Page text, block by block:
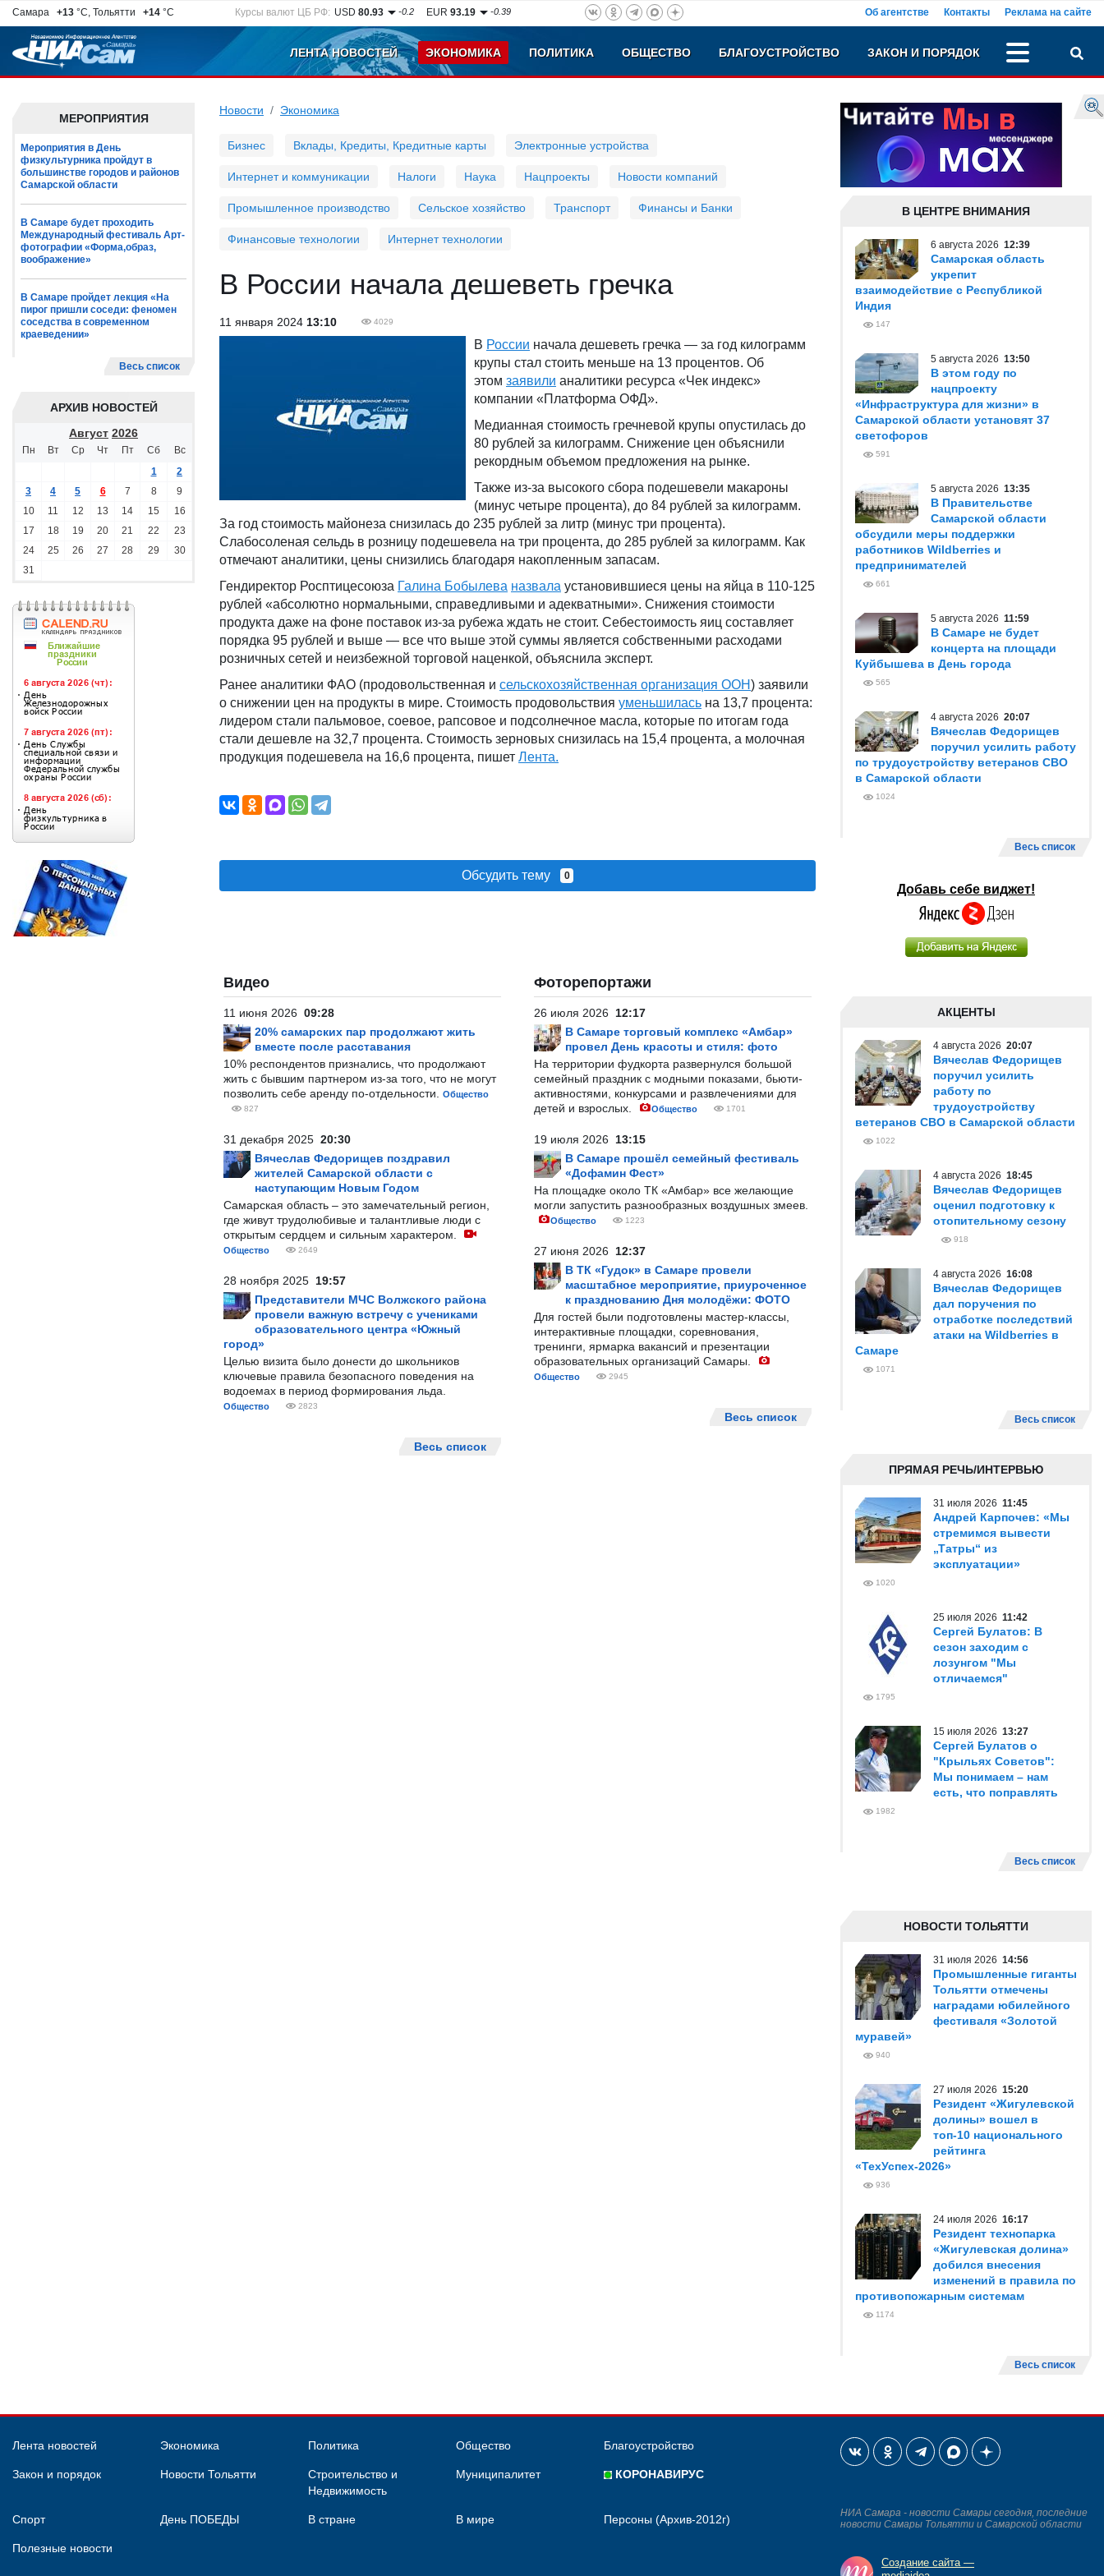
Самара +13 °C, Тольятти +14 °C Курсы валют ЦБ РФ: USD80.93 -0.2 EUR93.19 -0.39 Об агентстве Контакты Реклама на сайте
ЛЕНТА НОВОСТЕЙ ЭКОНОМИКА ПОЛИТИКА ОБЩЕСТВО БЛАГОУСТРОЙСТВО ЗАКОН И ПОРЯДОК
МЕРОПРИЯТИЯ
Мероприятия в День
физкультурника пройдут в
большинстве городов и районов
Самарской области
В Самаре будет проходить
Международный фестиваль Арт-
фотографии «Форма,образ,
воображение»
В Самаре пройдет лекция «На
пирог пришли соседи: феномен
соседства в современном
краеведении»
Весь список
АРХИВ НОВОСТЕЙ
Август 2026
Пн Вт Ср Чт Пт Сб
Вс
1
2
3
4 5 6 7 8
9
10
11 12 13 14 15
16
17
18 19 20 21 22
23
24
25 26 27 28 29
30
31
Новости Экономика
Бизнес Вклады, Кредиты, Кредитные карты Электронные устройства
Интернет и коммуникации Налоги Наука Нацпроекты Новости компаний
Промышленное производство Сельское хозяйство Транспорт Финансы и Банки
Финансовые технологии Интернет технологии
В России начала дешеветь гречка
11 января 2024 13:10 4029
В России начала дешеветь гречка — за год килограмм
крупы стал стоить меньше на 13 процентов. Об
этом заявили аналитики ресурса «Чек индекс»
компании «Платформа ОФД».
Медианная стоимость гречневой крупы опустилась до
80 рублей за килограмм. Снижение цен объяснили
рекордным объемом предложения на рынке.
Также из-за высокого сбора подешевели макароны
(минус четыре процента), до 84 рублей за килограмм.
За год стоимость майонеза снизилась до 235 рублей за литр (минус три процента).
Слабосоленая сельдь в розницу подешевела на три процента, до 285 рублей за килограмм. Как
отмечают аналитики, цены снизились благодаря накопленным запасам.
Гендиректор Росптицесоюза Галина Бобылева назвала установившиеся цены на яйца в 110-125
рублей «абсолютно нормальными, справедливыми и адекватными». Снижения стоимости
продукта даже на фоне поставок из-за рубежа ждать не стоит. Себестоимость яиц составляет
порядка 95 рублей и выше — все что выше этой суммы является собственными расходами
розничных сетей и неизбежной торговой наценкой, объяснила эксперт.
Ранее аналитики ФАО (продовольственная и сельскохозяйственная организация ООН) заявили
о снижении цен на продукты в мире. Стоимость продовольствия уменьшилась на 13,7 процента:
лидером стали пальмовое, соевое, рапсовое и подсолнечное масла, которые по итогам года
стали дешевле на 32,7 процента. Стоимость зерновых снизилась на 15,4 процента, а молочная
продукция подешевела на 16,6 процента, пишет Лента.
Обсудить тему 0
Видео
11 июня 2026 09:28
20% самарских пар продолжают жить
вместе после расставания
10% респондентов признались, что продолжают
жить с бывшим партнером из-за того, что не могут
позволить себе аренду по-отдельности.
Общество
827
31 декабря 2025 20:30
Вячеслав Федорищев поздравил
жителей Самарской области с
наступающим Новым Годом
Самарская область – это замечательный регион,
где живут трудолюбивые и талантливые люди с
открытым сердцем и сильным характером.
Общество 2649
28 ноября 2025 19:57
Представители МЧС Волжского района
провели важную встречу с учениками
образовательного центра «Южный
город»
Целью визита было донести до школьников
ключевые правила безопасного поведения на
водоемах в период формирования льда.
Общество 2823
Весь список
Фоторепортажи
26 июля 2026 12:17
В Самаре торговый комплекс «Амбар»
провел День красоты и стиля: фото
На территории фудкорта развернулся большой
семейный праздник с модными показами, бьюти-
активностями, конкурсами и развлечениями для
детей и взрослых.
Общество 1701
19 июля 2026 13:15
В Самаре прошёл семейный фестиваль
«Дофамин Фест»
На площадке около ТК «Амбар» все желающие
могли запустить разнообразных воздушных змеев.
Общество 1223
27 июня 2026 12:37
В ТК «Гудок» в Самаре провели
масштабное мероприятие, приуроченное
к празднованию Дня молодёжи: ФОТО
Для гостей были подготовлены мастер-классы,
интерактивные площадки, соревнования,
тренинги, ярмарка вакансий и презентации
образовательных организаций Самары.
Общество 2945
Весь список
В ЦЕНТРЕ ВНИМАНИЯ
6 августа 2026 12:39
Самарская область
укрепит
взаимодействие с Республикой
Индия
147
5 августа 2026 13:50
В этом году по
нацпроекту
«Инфраструктура для жизни» в
Самарской области установят 37
светофоров
591
5 августа 2026 13:35
В Правительстве
Самарской области
обсудили меры поддержки
работников Wildberries и
предпринимателей
661
5 августа 2026 11:59
В Самаре не будет
концерта на площади
Куйбышева в День города
565
4 августа 2026 20:07
Вячеслав Федорищев
поручил усилить работу
по трудоустройству ветеранов СВО
в Самарской области
1024
Весь список
Добавь себе виджет!
АКЦЕНТЫ
4 августа 2026 20:07
Вячеслав Федорищев
поручил усилить
работу по
трудоустройству
ветеранов СВО в Самарской области
1022
4 августа 2026 18:45
Вячеслав Федорищев
оценил подготовку к
отопительному сезону
918
4 августа 2026 16:08
Вячеслав Федорищев
дал поручения по
отработке последствий
атаки на Wildberries в
Самаре
1071
Весь список
ПРЯМАЯ РЕЧЬ/ИНТЕРВЬЮ
31 июля 2026 11:45
Андрей Карпочев: «Мы
стремимся вывести
„Татры“ из
эксплуатации»
1020
25 июля 2026 11:42
Сергей Булатов: В
сезон заходим с
лозунгом "Мы
отличаемся"
1795
15 июля 2026 13:27
Сергей Булатов о
"Крыльях Советов":
Мы понимаем – нам
есть, что поправлять
1982
Весь список
НОВОСТИ ТОЛЬЯТТИ
31 июля 2026 14:56
Промышленные гиганты
Тольятти отмечены
наградами юбилейного
фестиваля «Золотой
муравей»
940
27 июля 2026 15:20
Резидент «Жигулевской
долины» вошел в
топ-10 национального
рейтинга
«ТехУспех-2026»
936
24 июля 2026 16:17
Резидент технопарка
«Жигулевская долина»
добился внесения
изменений в правила по
противопожарным системам
1174
Весь список
Лента новостей Экономика Политика Общество Благоустройство
Закон и порядок Новости Тольятти
Строительство и
Недвижимость
Муниципалитет КОРОНАВИРУС
Спорт День ПОБЕДЫ В стране В мире Персоны (Архив-2012г)
Полезные новости
НИА Самара - новости Самары сегодня, последние
новости Самары Тольятти и Самарской области
Создание сайта —